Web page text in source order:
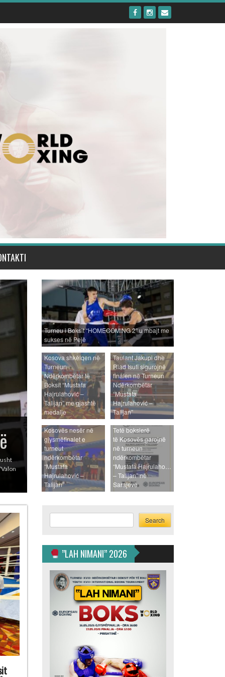
28
–
Turneu i Boksit “HOMECOMING 2” u mbajt me
sukses në Pejë
Kosova shkëlqen në
Turneun
Ndërkombëtar të
Boksit “Mustafa
Hajrulahović –
Talijan” me gjashtë
medalje
Taulant Jakupi dhe
Riad Isufi sigurojnë
finalen në Turneun
Ndërkombëtar
“Mustafa
Hajrulahović –
Talijan”
Gjashtë boksierë të
Kosovës nesër në
gjysmëfinalet e
turneut
ndërkombëtar
“Mustafa
Hajrulahović –
Talijan”
Tetë boksierë
të Kosovës garojnë
në turneun
ndërkombëtar
“Mustafa Hajrulahoviç
– Talijan” në
Sarajevë
Search Search
”LAH NIMANI” 2026